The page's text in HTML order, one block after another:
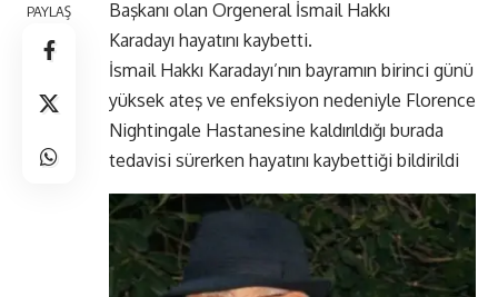
PAYLAŞ
Başkanı olan Orgeneral İsmail Hakkı
Karadayı hayatını kaybetti.
İsmail Hakkı Karadayı’nın bayramın birinci günü
yüksek ateş ve enfeksiyon nedeniyle Florence
Nightingale Hastanesine kaldırıldığı burada
tedavisi sürerken hayatını kaybettiği bildirildi